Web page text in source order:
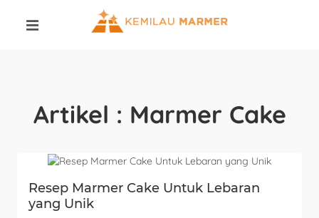
Artikel : Marmer Cake
Resep Marmer Cake Untuk Lebaran
yang Unik